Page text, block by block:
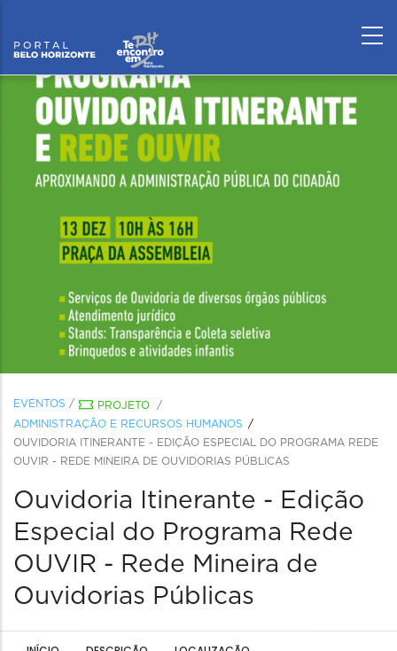
EVENTOS / PROJETO
/
ADMINISTRAÇÃO E RECURSOS HUMANOS
OUVIDORIA ITINERANTE - EDIÇÃO ESPECIAL DO PROGRAMA REDE
OUVIR - REDE MINEIRA DE OUVIDORIAS PÚBLICAS
Ouvidoria Itinerante - Edição
Especial do Programa Rede
OUVIR - Rede Mineira de
Ouvidorias Públicas